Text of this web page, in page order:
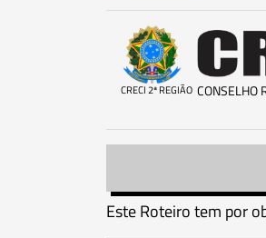
CRECI 2ª REGIÃO CONSELHO
Este Roteiro tem por